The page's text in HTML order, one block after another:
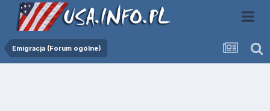
Emigracja (Forum ogólne)